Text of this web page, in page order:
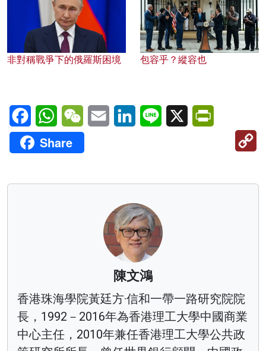
非對稱戰爭下的俄羅斯困境 包容乎？縱容也
FacebookWhatsAppWeChatEmail LinkedInLine X
Share
陳文鴻
香港珠海學院黃廷方·信和一帶一路研究院院
長，1992－2016年為香港理工大學中國商業
中心主任，2010年兼任香港理工大學公共政